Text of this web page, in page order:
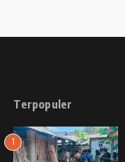
Terpopuler
1